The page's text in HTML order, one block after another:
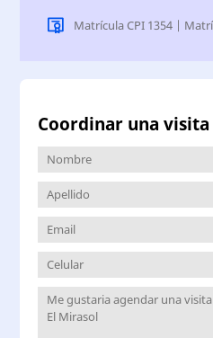
Matrícula CPI 1354 |
Coordinar una visita